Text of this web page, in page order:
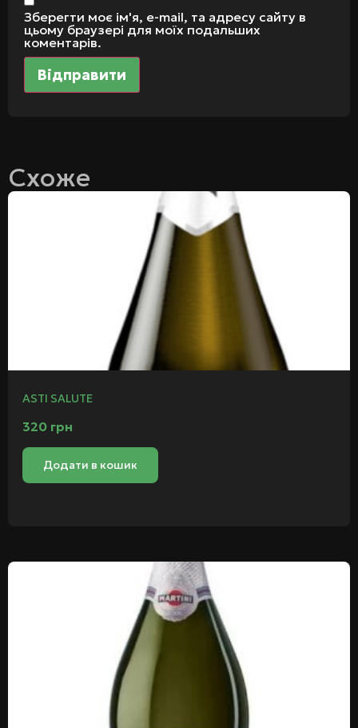
Зберегти моє ім'я, e-mail, та адресу сайту в
цьому браузері для моїх подальших
коментарів.
Схоже
ASTI SALUTE
320 грн
Додати в кошик